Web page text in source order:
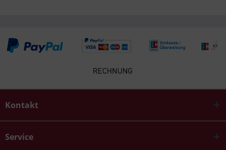
Kontakt
Service